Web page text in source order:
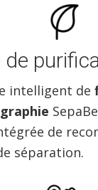
de
intelligent de
de
séparation.